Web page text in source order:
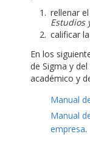
rellenar
Estudios
calificar
En los
de Sigma y
académico y
Manual
Manual
empresa.